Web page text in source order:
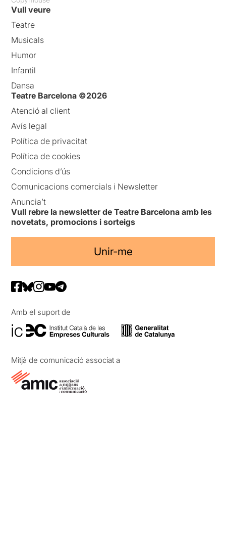
Vull veure
Teatre
Musicals
Humor
Infantil
Dansa
Teatre Barcelona ©2026
Atenció al client
Avís legal
Política de privacitat
Política de cookies
Condicions d’ús
Comunicacions comercials i Newsletter
Anuncia’t
Vull rebre la newsletter de Teatre Barcelona amb les
novetats, promocions i sorteigs
Unir-me
Amb el suport de
Mitjà de comunicació associat a